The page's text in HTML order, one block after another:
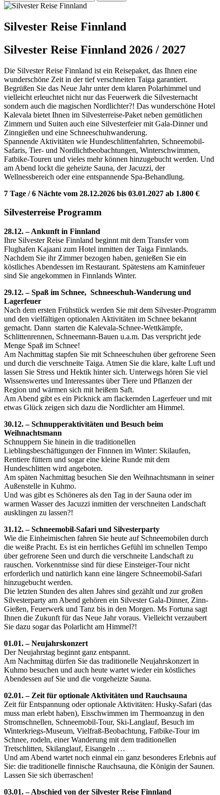
nach:
Silvester Reise Finnland
Silvester Reise Finnland 2026 / 2027
Die Silvester Reise Finnland ist ein Reisepaket, das Ihnen eine
wunderschöne Zeit in der tief verschneiten Taiga garantiert.
Begrüßen Sie das Neue Jahr unter dem klaren Polarhimmel und
vielleicht erleuchtet nicht nur das Feuerwerk die Silvesternacht
sondern auch die magischen Nordlichter?! Das wunderschöne Hotel
Kalevala bietet Ihnen im Silvesterreise-Paket neben gemütlichen
Zimmern und Suiten auch eine Silvesterfeier mit Gala-Dinner und
Zinngießen und eine Schneeschuhwanderung.
Spannende Aktivitäten wie Hundeschlittenfahrten, Schneemobil-
Safaris, Tier- und Nordlichtbeobachtungen, Winterschwimmen,
Fatbike-Touren und vieles mehr können hinzugebucht werden. Und
am Abend lockt die geheizte Sauna, der Jacuzzi, der
Wellnessbereich oder eine entspannende Spa-Behandlung.
7 Tage / 6 Nächte vom 28.12.2026 bis 03.01.2027 ab 1.800 €
Silvesterreise Programm
28.12. – Ankunft in Finnland
Ihre Silvester Reise Finnland beginnt mit dem Transfer vom
Flughafen Kajaani zum Hotel inmitten der Taiga Finnlands.
Nachdem Sie ihr Zimmer bezogen haben, genießen Sie ein
köstliches Abendessen im Restaurant. Spätestens am Kaminfeuer
sind Sie angekommen in Finnlands Winter.
29.12. – Spaß im Schnee, Schneeschuh-Wanderung und
Lagerfeuer
Nach dem ersten Frühstück werden Sie mit dem Silvester-Programm
und den vielfältigen optionalen Aktivitäten im Schnee bekannt
gemacht. Dann starten die Kalevala-Schnee-Wettkämpfe,
Schlittenrennen, Schneemann-Bauen u.a.m. Das verspricht jede
Menge Spaß im Schnee!
Am Nachmittag stapfen Sie mit Schneeschuhen über gefrorene Seen
und durch die verschneite Taiga. Atmen Sie die klare, kalte Luft und
lassen Sie Stress und Hektik hinter sich. Unterwegs hören Sie viel
Wissenswertes und Interessantes über Tiere und Pflanzen der
Region und wärmen sich mit heißem Saft.
Am Abend gibt es ein Picknick am flackernden Lagerfeuer und mit
etwas Glück zeigen sich dazu die Nordlichter am Himmel.
30.12. – Schnupperaktivitäten und Besuch beim
Weihnachtsmann
Schnuppern Sie hinein in die traditionellen
Lieblingsbeschäftigungen der Finnnen im Winter: Skilaufen,
Rentiere füttern und sogar eine kleine Runde mit dem
Hundeschlitten wird angeboten.
Am späten Nachmittag besuchen Sie den Weihnachtsmann in seiner
Außenstelle in Kuhmo.
Und was gibt es Schöneres als den Tag in der Sauna oder im
warmen Wasser des Jacuzzi inmitten der verschneiten Landschaft
ausklingen zu lassen?!
31.12. – Schneemobil-Safari und Silvesterparty
Wie die Einheimischen fahren Sie heute auf Schneemobilen durch
die weiße Pracht. Es ist ein herrliches Gefühl im schnellen Tempo
über gefrorene Seen und durch die verschneite Landschaft zu
rauschen. Vorkenntnisse sind für diese Einsteiger-Tour nicht
erforderlich und natürlich kann eine längere Schneemobil-Safari
hinzugebucht werden.
Die letzten Stunden des alten Jahres sind gezählt und zur großen
Silvesterparty am Abend gehören ein Silvester Gala-Dinner, Zinn-
Gießen, Feuerwerk und Tanz bis in den Morgen. Ms Fortuna sagt
Ihnen die Zukunft für das Neue Jahr voraus. Vielleicht verzaubert
Sie dazu sogar das Polarlicht am Himmel?!
01.01. –Neujahrskonzert
Der Neujahrstag beginnt ganz entspannt.
Am Nachmittag dürfen Sie das traditionelle Neujahrskonzert in
Kuhmo besuchen und auch heute wartet wieder ein köstliches
Abendessen auf Sie und die vorgeheizte Sauna.
02.01. – Zeit für optionale Aktivitäten und Rauchsauna
Zeit für Entspannung oder optionale Aktivitäten: Husky-Safari (das
muss man erlebt haben), Eisschwimmen im Thermoanzug in den
Stromschnellen, Schneemobil-Tour, Ski-Langlauf, Besuch im
Winterkriegs-Museum, Vielfraß-Beobachtung, Fatbike-Tour im
Schnee, rodeln, einer Wanderung mit dem traditionellen
Tretschlitten, Skilanglauf, Eisangeln …
Und am Abend wartet noch einmal ein ganz besonderes Erlebnis auf
Sie: die traditionelle finnische Rauchsauna, die Königin der Saunen.
Lassen Sie sich überraschen!
03.01. – Abschied von der Silvester Reise Finnland